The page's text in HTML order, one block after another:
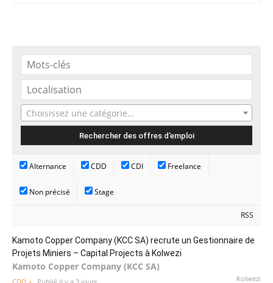
Choisissez une catégorie…
Alternance CDD CDI Freelance
Non précisé Stage
RSS
Kamoto Copper Company (KCC SA) recrute un Gestionnaire de
Projets Miniers – Capital Projects à Kolwezi
Kamoto Copper Company (KCC SA)
Kolwezi